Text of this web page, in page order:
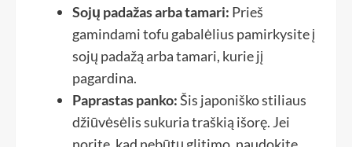
Sojų padažas arba tamari: Prieš
gamindami tofu gabalėlius pamirkysite į
sojų padažą arba tamari, kurie jį
pagardina.
Paprastas panko:Šis japoniško stiliaus
džiūvėsėlis sukuria traškią išorę. Jei
norite, kad nebūtų glitimo, naudokite